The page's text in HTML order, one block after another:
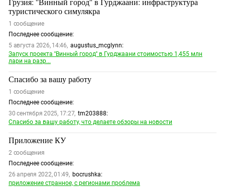
ЗАСТАВЛЯЕТ
МОБИЛИЗАЦИЯ И ПРОТЕСТЫ
Дагестан
Ингушетия
Кабардино-Балкария
Калмыкия
Карачаево-Черкесия
Нагорный Карабах
Российская Федерация
Ростовская область
Северная Осетия - Алания
СКФО
Ставропольский край
туристического симулякра
Последнее сообщение:
5 августа 2026, 14:46, augustus_mcglynn:
Запуск проекта ''Винный город'' в Гурджаани стоимостью 1,455 млн
лари на разр...
1 сообщение
Спасибо за вашу работу
Последнее сообщение:
30 сентября 2025, 17:27, tm203888:
Спасибо за вашу работу, что делаете обзоры на новости
1 сообщение
Приложение КУ
Последнее сообщение:
26 апреля 2022, 01:49, bocrushka:
приложение странное, с регионами проблема
2 сообщения